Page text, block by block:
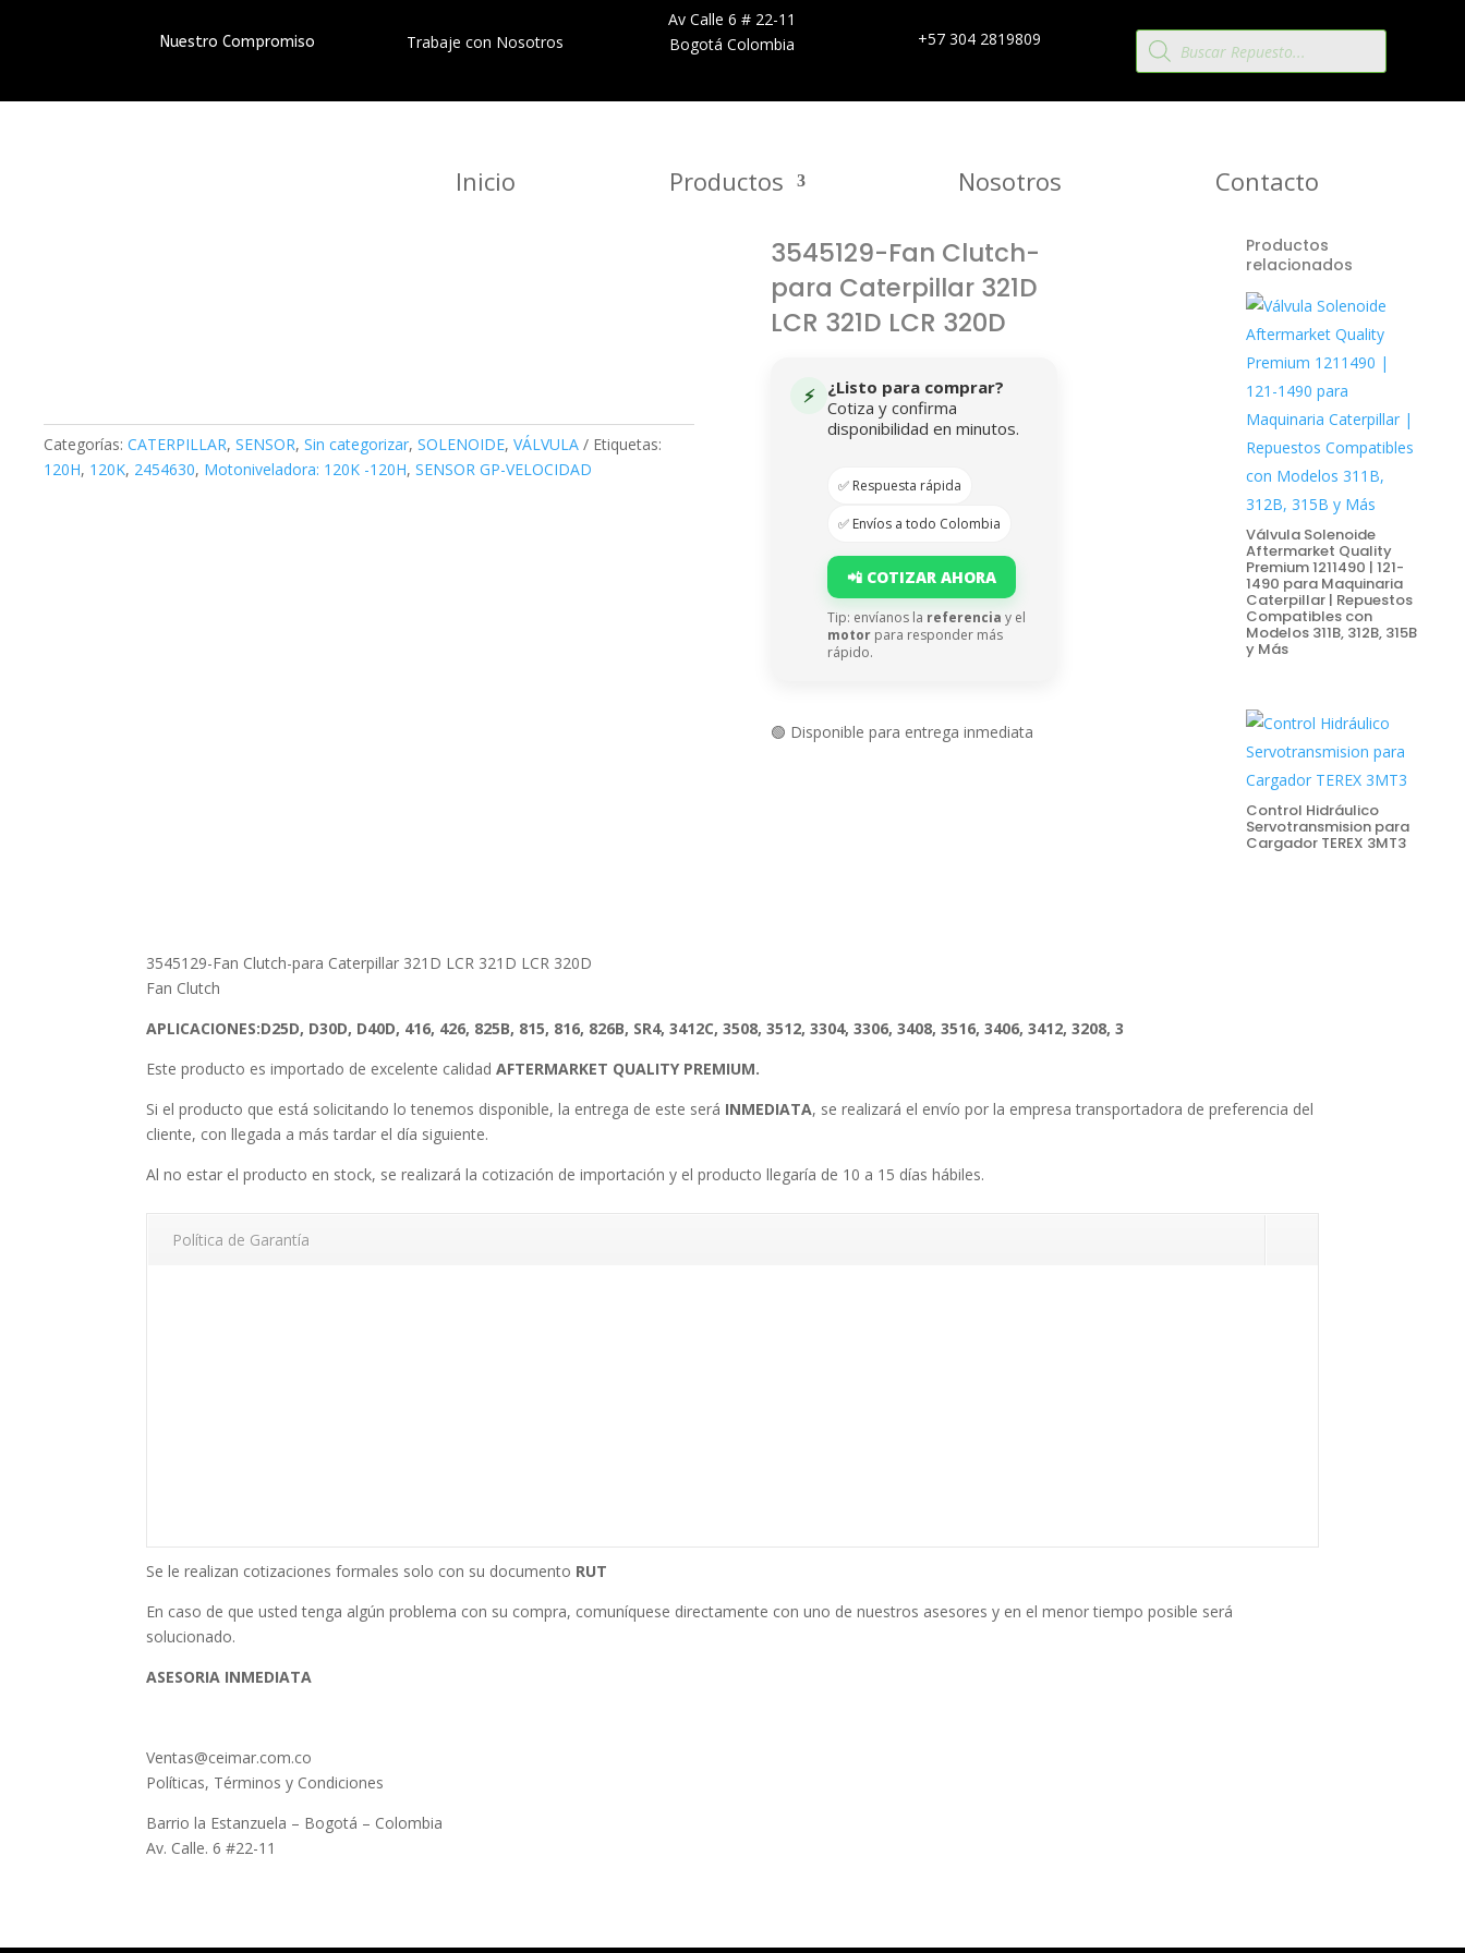
Nuestro Compromiso Trabaje con Nosotros
Av Calle 6 # 22-11
Bogotá Colombia
+57 304 2819809 Búsqueda
de
productos
Inicio Productos Nosotros Contacto
Categorías:CATERPILLAR,SENSOR,Sin categorizar,SOLENOIDE,VÁLVULA
Etiquetas:
120H, 120K, 2454630, Motoniveladora: 120K -120H,SENSOR GP-VELOCIDAD
3545129-Fan Clutch-
para Caterpillar 321D
LCR 321D LCR 320D
⚡
¿Listo para comprar?
Cotiza y confirma
disponibilidad en minutos.
✅ Respuesta rápida
✅ Envíos a todo Colombia
📲 COTIZAR AHORA
Tip: envíanos la referencia y el
motorpara responder más
rápido.
🟢 Disponible para entrega inmediata
Productos
relacionados
Válvula Solenoide
Aftermarket Quality
Premium 1211490 | 121-
1490 para Maquinaria
Caterpillar | Repuestos
Compatibles con
Modelos 311B, 312B, 315B
y Más
Control Hidráulico
Servotransmision para
Cargador TEREX 3MT3
3545129-Fan Clutch-para Caterpillar 321D LCR 321D LCR 320D
Fan Clutch
APLICACIONES:D25D, D30D, D40D, 416, 426, 825B, 815, 816, 826B, SR4, 3412C, 3508, 3512, 3304, 3306, 3408, 3516, 3406, 3412, 3208, 3
Este producto es importado de excelente calidadAFTERMARKET QUALITY PREMIUM.
Si el producto que está solicitando lo tenemos disponible, la entrega de este será INMEDIATA, se realizará el envío por la empresa transportadora de preferencia del
cliente, con llegada a más tardar el día siguiente.
Al no estar el producto en stock, se realizará la cotización de importación y el producto llegaría de 10 a 15 días hábiles.
Política de Garantía
Se le realizan cotizaciones formales solo con su documento RUT
En caso de que usted tenga algún problema con su compra, comuníquese directamente con uno de nuestros asesores y en el menor tiempo posible será
solucionado.
ASESORIA INMEDIATA
Ventas@ceimar.com.co
Políticas, Términos y Condiciones
Barrio la Estanzuela – Bogotá – Colombia
Av. Calle. 6 #22-11